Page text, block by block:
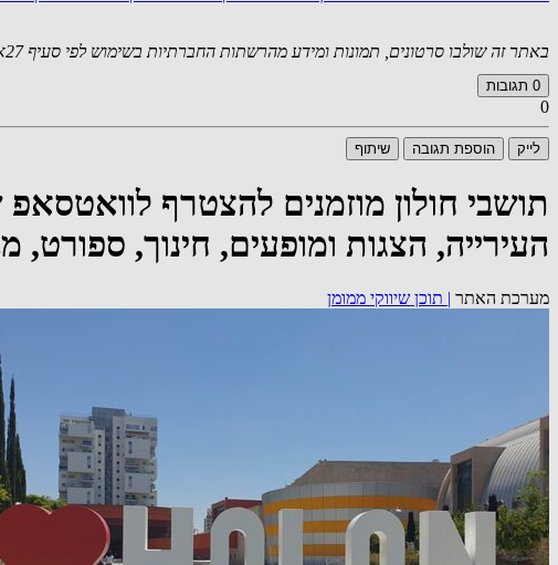
באתר זה שולבו סרטונים, תמונות ומידע מהרשתות החברתיות בשימוש לפי סעיף 27א לחוק זכויות יוצרים. במידה וידוע מי צילם
0 תגובות
0
לייק הוספת תגובה שיתוף
תושבי חולון מוזמנים להצטרף
העירייה, הצגות ומופעים, חינוך,
מערכת האתר תוכן שיווקי ממומן